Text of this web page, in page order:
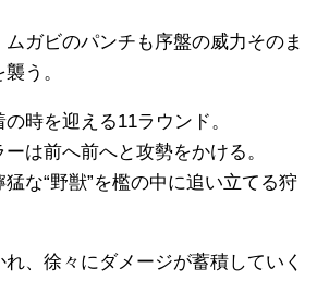
ガビのパンチも序盤の威力そのま
う。
時を迎える11ラウンド。
は前へ前へと攻勢をかける。
な“野獣”を檻の中に追い立てる狩
、徐々にダメージが蓄積していく